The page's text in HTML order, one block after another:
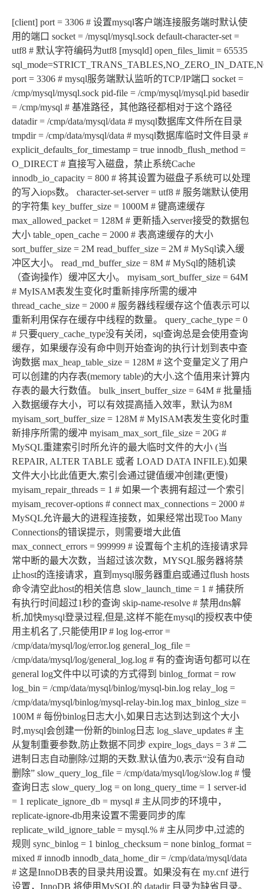
[client] port = 3306 # 设置mysql客户端连接服务端时默认使
用的端口 socket = /mysql/mysql.sock default-character-set =
utf8 # 默认字符编码为utf8 [mysqld] open_files_limit = 65535
port = 3306 # mysql服务端默认监听的TCP/IP端口 socket =
/cmp/mysql/mysql.sock pid-file = /cmp/mysql/mysql.pid basedir
= /cmp/mysql # 基准路径，其他路径都相对于这个路径
datadir = /cmp/data/mysql/data # mysql数据库文件所在目录
tmpdir = /cmp/data/mysql/data # mysql数据库临时文件目录 #
explicit_defaults_for_timestamp = true innodb_flush_method =
O_DIRECT # 直接写入磁盘，禁止系统Cache
innodb_io_capacity = 800 # 将其设置为磁盘子系统可以处理
的写入iops数。 character-set-server = utf8 # 服务端默认使用
的字符集 key_buffer_size = 1000M # 键高速缓存
max_allowed_packet = 128M # 更新插入server接受的数据包
大小 table_open_cache = 2000 # 表高速缓存的大小
sort_buffer_size = 2M read_buffer_size = 2M # MySql读入缓
冲区大小。 read_rnd_buffer_size = 8M # MySql的随机读
（查询操作）缓冲区大小。 myisam_sort_buffer_size = 64M
# MyISAM表发生变化时重新排序所需的缓冲
thread_cache_size = 2000 # 服务器线程缓存这个值表示可以
重新利用保存在缓存中线程的数量。 query_cache_type = 0
# 只要query_cache_type没有关闭，sql查询总是会使用查询
缓存，如果缓存没有命中则开始查询的执行计划到表中查
询数据 max_heap_table_size = 128M # 这个变量定义了用户
可以创建的内存表(memory table)的大小.这个值用来计算内
存表的最大行数值。 bulk_insert_buffer_size = 64M # 批量插
入数据缓存大小，可以有效提高插入效率，默认为8M
myisam_sort_buffer_size = 128M # MyISAM表发生变化时重
新排序所需的缓冲 myisam_max_sort_file_size = 20G #
MySQL重建索引时所允许的最大临时文件的大小 (当
REPAIR, ALTER TABLE 或者 LOAD DATA INFILE).如果
文件大小比此值更大,索引会通过键值缓冲创建(更慢)
myisam_repair_threads = 1 # 如果一个表拥有超过一个索引
myisam_recover-options # connect max_connections = 2000 #
MySQL允许最大的进程连接数，如果经常出现Too Many
Connections的错误提示，则需要增大此值
max_connect_errors = 999999 # 设置每个主机的连接请求异
常中断的最大次数，当超过该次数，MYSQL服务器将禁
止host的连接请求，直到mysql服务器重启或通过flush hosts
命令清空此host的相关信息 slow_launch_time = 1 # 捕获所
有执行时间超过1秒的查询 skip-name-resolve # 禁用dns解
析,加快mysql登录过程,但是,这样不能在mysql的授权表中使
用主机名了,只能使用IP # log log-error =
/cmp/data/mysql/log/error.log general_log_file =
/cmp/data/mysql/log/general_log.log # 有的查询语句都可以在
general log文件中以可读的方式得到 binlog_format = row
log_bin = /cmp/data/mysql/binlog/mysql-bin.log relay_log =
/cmp/data/mysql/binlog/mysql-relay-bin.log max_binlog_size =
100M # 每份binlog日志大小,如果日志达到达到这个大小
时,mysql会创建一份新的binlog日志 log_slave_updates # 主
从复制重要参数,防止数据不同步 expire_logs_days = 3 # 二
进制日志自动删除/过期的天数.默认值为0,表示“没有自动
删除” slow_query_log_file = /cmp/data/mysql/log/slow.log # 慢
查询日志 slow_query_log = on long_query_time = 1 server-id
= 1 replicate_ignore_db = mysql # 主从同步的环境中，
replicate-ignore-db用来设置不需要同步的库
replicate_wild_ignore_table = mysql.% # 主从同步中,过滤的
规则 sync_binlog = 1 binlog_checksum = none binlog_format =
mixed # innodb innodb_data_home_dir = /cmp/data/mysql/data
# 这是InnoDB表的目录共用设置。如果没有在 my.cnf 进行
设置，InnoDB 将使用MySQL的 datadir 目录为缺省目录。